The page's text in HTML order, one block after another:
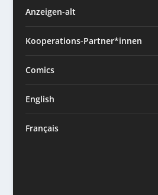
Anzeigen-alt
Kooperations-Partner*innen
Comics
English
Français